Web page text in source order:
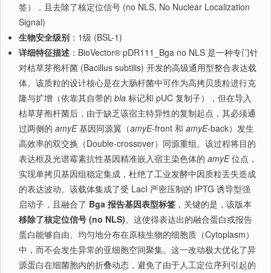
签），且去除了核定位信号 (no NLS, No Nuclear Localization
Signal)
生物安全级别 ：1级 (BSL-1)
详细特征描述 ：BioVector® pDR111_Bga no NLS 是一种专门针
对枯草芽孢杆菌 (Bacillus subtilis) 开发的高级通用型整合表达载
体。该质粒的设计核心是在大肠杆菌中可作为高拷贝质粒进行克
隆与扩增（依靠其自带的 bla 标记和 pUC 复制子），但在导入
枯草芽孢杆菌后，由于缺乏该宿主特异性的复制起点，其必须通
过两侧的 amyE基因同源翼（amyE-front 和 amyE-back）发生
高效率的双交换（Double-crossover）同源重组。该过程将目的
表达框及光谱霉素抗性基因精准嵌入宿主染色体的 amyE位点，
实现单拷贝基因组稳定集成，杜绝了工业发酵中因质粒丢失造成
的表达波动。该载体集成了受 LacI 严密压制的 IPTG 诱导型强
启动子，且融合了 Bga 报告基因表型标签 ，关键的是，该版本
移除了核定位信号 (no NLS)。这使得表达出的融合蛋白或报告
蛋白能够自由、均匀地分布在原核生物的细胞质（Cytoplasm）
中，而不会发生异常的亚细胞空间聚集。这一改动极大优化了异
源蛋白在细菌胞内的折叠动态，避免了由于人工定位序列引起的